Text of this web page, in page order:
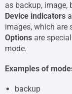
as backup, image,
Device indicators
images, which are
Options are
mode.
Examples of
backup